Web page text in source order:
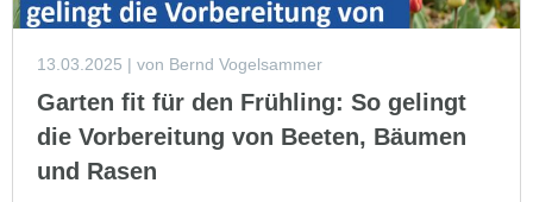
13.03.2025 | von Bernd Vogelsammer
Garten fit für den Frühling: So gelingt
die Vorbereitung von Beeten, Bäumen
und Rasen